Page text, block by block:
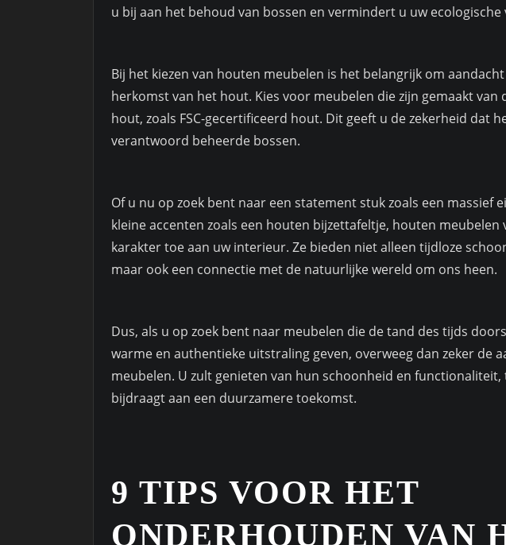
u bij aan het behoud van bossen en vermindert u uw ecologische
Bij het kiezen van houten meubelen is het belangrijk om
herkomst van het hout. Kies voor meubelen die zijn gemaakt
hout, zoals FSC-gecertificeerd hout. Dit geeft u de zekerheid dat
verantwoord beheerde bossen.
Of u nu op zoek bent naar een statement stuk zoals een massief
kleine accenten zoals een houten bijzettafeltje, houten meubelen
karakter toe aan uw interieur. Ze bieden niet alleen tijdloze
maar ook een connectie met de natuurlijke wereld om ons heen.
Dus, als u op zoek bent naar meubelen die de tand des tijds
warme en authentieke uitstraling geven, overweeg dan zeker de
meubelen. U zult genieten van hun schoonheid en
bijdraagt aan een duurzamere toekomst.
9 TIPS VOOR HET
ONDERHOUDEN VAN